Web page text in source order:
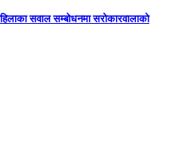
सवाल सम्बोधनमा सरोकारवालाको